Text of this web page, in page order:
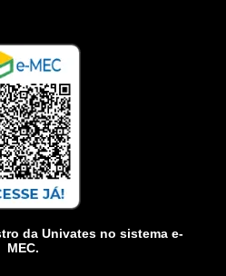
da Univates no sistema e-
MEC.